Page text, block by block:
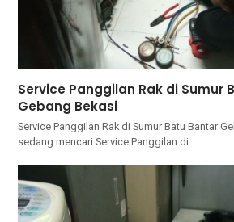
Service Panggilan Rak di Sumur
Gebang Bekasi
Service Panggilan Rak di Sumur Batu Bantar
ѕеdаng mencari Service Panggilan dі…